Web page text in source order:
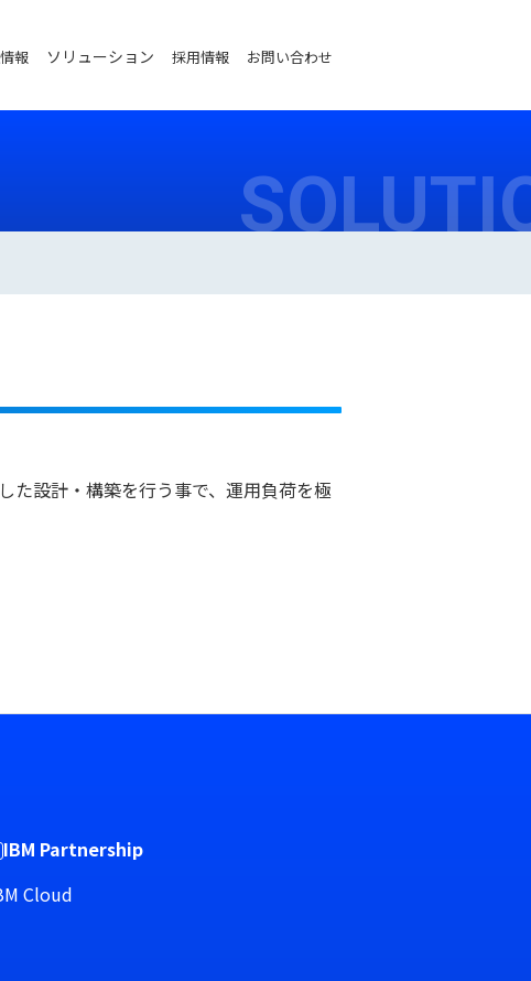
報 ソリューション 採用情報 お問い合わせ
た設計・構築を行う事で、運用負荷を極
IBM Partnership
Cloud